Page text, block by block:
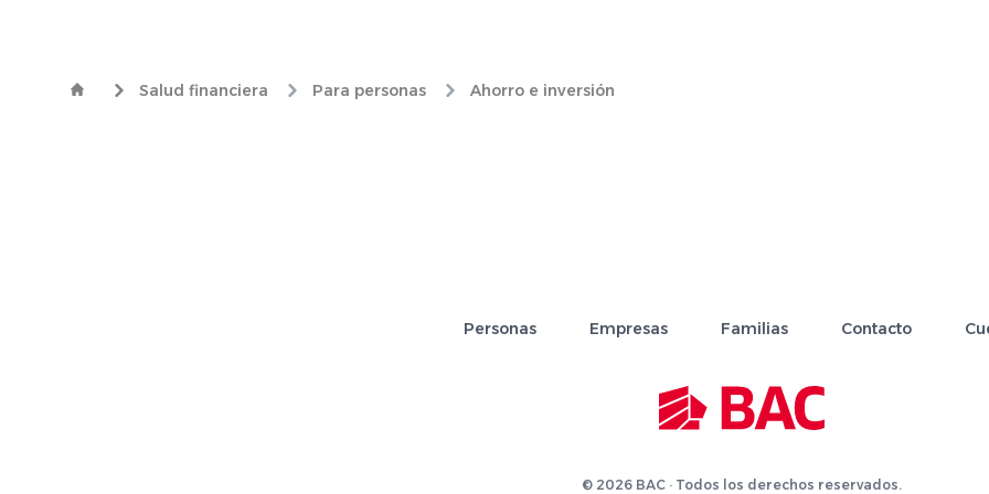
Salud financiera Para personas Ahorro e inversión
Personas Empresas Familias Contacto
© 2026 BAC · Todos los derechos reservados.